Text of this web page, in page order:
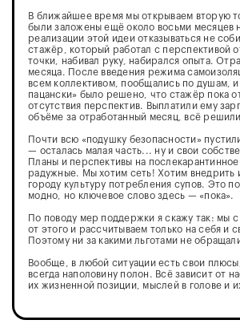
В ближайшее время мы открываем вторую
были заложены ещё около восьми месяцев
реализации этой идеи отказываться не
стажёр, который работал с перспективой
точки, набивал руку, набирался опыта.
месяца. После введения режима
всем коллективом, пообщались по душам, и
пацански» было решено, что стажёр пока
отсутствия перспектив. Выплатили ему
объёме за отработанный месяц, всё
Почти всю «подушку безопасности»
— осталась малая часть... ну и свои
Планы и перспективы на
радужные. Мы хотим сеть! Хотим внедрить
городу культуру потребления супов. Это
модно, но ключевое слово здесь — «пока».
По поводу мер поддержки я скажу так: мы
от этого и рассчитываем только на себя и
Поэтому ни за какими льготами не
Вообще, в любой ситуации есть свои
всегда наполовину полон. Всё зависит от
их жизненной позиции, мыслей в голове и